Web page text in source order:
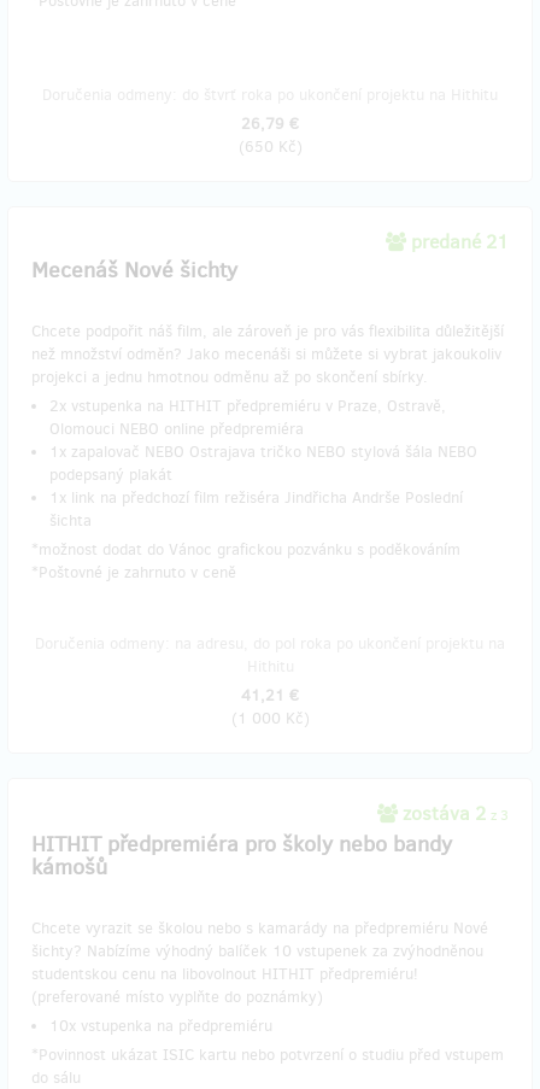
26,79 €
(650 Kč)
predané 21
Mecenáš Nové šichty
Chcete podpořit náš film, ale zároveň je pro vás flexibilita důležitější
než množství odměn? Jako mecenáši si můžete si vybrat jakoukoliv
projekci a jednu hmotnou odměnu až po skončení sbírky.
2x vstupenka na HITHIT předpremiéru v Praze, Ostravě,
Olomouci NEBO online předpremiéra
1x zapalovač NEBO Ostrajava tričko NEBO stylová šála NEBO
podepsaný plakát
1x link na předchozí film režiséra Jindřicha Andrše Poslední
šichta
*možnost dodat do Vánoc grafickou pozvánku s poděkováním
*Poštovné je zahrnuto v ceně
41,21 €
(1 000 Kč)
zostáva 2 z 3
​HITHIT předpremiéra pro školy nebo bandy
kámošů
Chcete vyrazit se školou nebo s kamarády na předpremiéru Nové
šichty? Nabízíme výhodný balíček 10 vstupenek za zvýhodněnou
studentskou cenu na libovolnout HITHIT předpremiéru!
(preferované místo vyplňte do poznámky)
10x vstupenka na předpremiéru
*Povinnost ukázat ISIC kartu nebo potvrzení o studiu před vstupem
do sálu